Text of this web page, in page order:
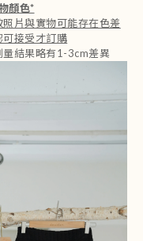
顏色*
片與實物可能存在色差
接受才訂購
量結果略有1-3cm差異